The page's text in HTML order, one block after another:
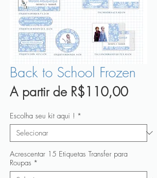
Back to School Frozen
A partir de R$110,00Preço
Escolha seu kit aqui ! *
Acrescentar 15 Etiquetas Transfer para
Roupas *